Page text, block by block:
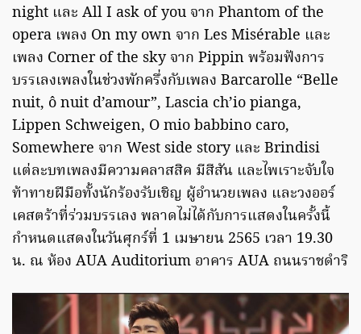
night และ All I ask of you จาก Phantom of the
opera เพลง On my own จาก Les Misérable และ
เพลง Corner of the sky จาก Pippin พร้อมฟังการ
บรรเลงเพลงในช่วงพักครึ่งกับเพลง Barcarolle “Belle
nuit, ô nuit d’amour”, Lascia ch’io pianga,
Lippen Schweigen, O mio babbino caro,
Somewhere จาก West side story และ Brindisi
แต่ละบทเพลงมีความคลาสสิค มีสีสัน และไพเราะจับใจ
ท้าทายฝีมือทั้งนักร้องรับเชิญ ผู้อำนวยเพลง และวงออร์
เคสตร้าที่ร่วมบรรเลง พลาดไม่ได้กับการแสดงในครั้งนี้
กำหนดแสดงในวันศุกร์ที่ 1 เมษายน 2565 เวลา 19.30
น. ณ ห้อง AUA Auditorium อาคาร AUA ถนนราชดำริ